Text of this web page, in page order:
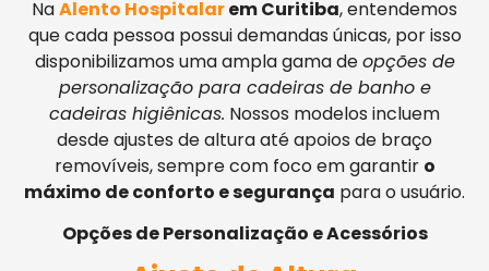
NaAlento Hospitalarem Curitiba, entendemos
que cada pessoa possui demandas únicas, por isso
disponibilizamos uma ampla gama deopções de
personalização para cadeiras de banho e
cadeiras higiênicas. Nossos modelos incluem
desde ajustes de altura até apoios de braço
removíveis, sempre com foco em garantir o
máximo de conforto e segurança para o usuário.
Opções de Personalização e Acessórios